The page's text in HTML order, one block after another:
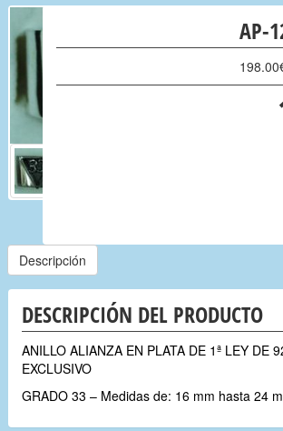
AP-
198.00
Descripción
DESCRIPCIÓN DEL PRODUCTO
ANILLO ALIANZA EN PLATA DE 1ª LEY DE
EXCLUSIVO
GRADO 33 – Medidas de: 16 mm hasta 24